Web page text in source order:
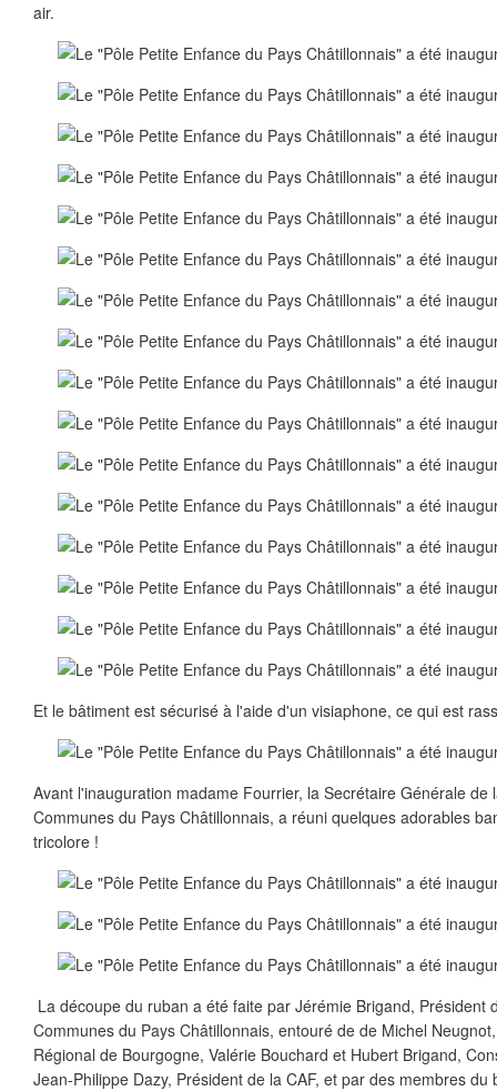
air.
Et le bâtiment est sécurisé à l'aide d'un visiaphone, ce qui est
Avant l'inauguration madame Fourrier, la Secrétaire Générale de
Communes du Pays Châtillonnais, a réuni quelques adorables
tricolore !
La découpe du ruban a été faite par Jérémie Brigand, Président
Communes du Pays Châtillonnais, entouré de de Michel
Régional de Bourgogne, Valérie Bouchard et Hubert Brigand,
Jean-Philippe Dazy, Président de la CAF, et par des membres